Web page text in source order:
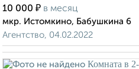
10 000 ₽ в месяц
мкр. Истомкино, Бабушкина 6
Агентство, 04.02.2022